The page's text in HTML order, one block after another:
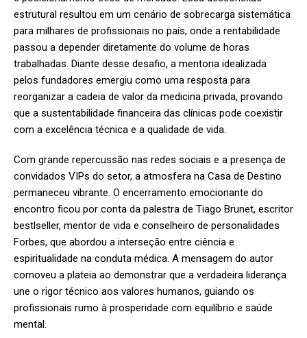
estrutural resultou em um cenário de sobrecarga sistemática
para milhares de profissionais no país, onde a rentabilidade
passou a depender diretamente do volume de horas
trabalhadas. Diante desse desafio, a mentoria idealizada
pelos fundadores emergiu como uma resposta para
reorganizar a cadeia de valor da medicina privada, provando
que a sustentabilidade financeira das clínicas pode coexistir
com a excelência técnica e a qualidade de vida.
Com grande repercussão nas redes sociais e a presença de
convidados VIPs do setor, a atmosfera na Casa de Destino
permaneceu vibrante. O encerramento emocionante do
encontro ficou por conta da palestra de Tiago Brunet, escritor
bestlseller, mentor de vida e conselheiro de personalidades
Forbes, que abordou a interseção entre ciência e
espiritualidade na conduta médica. A mensagem do autor
comoveu a plateia ao demonstrar que a verdadeira liderança
une o rigor técnico aos valores humanos, guiando os
profissionais rumo à prosperidade com equilíbrio e saúde
mental.